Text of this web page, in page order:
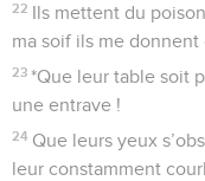
22 Ils mettent du
ma soif ils me donnent
23 *Que leur table soit
une entrave !
24 Que leurs yeux
leur constamment